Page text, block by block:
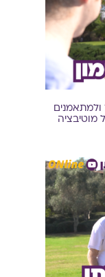
ולמתאמנים
מוטיבציה